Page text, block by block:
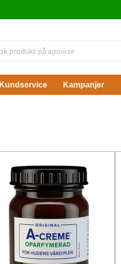
Kundservice Kampanjer